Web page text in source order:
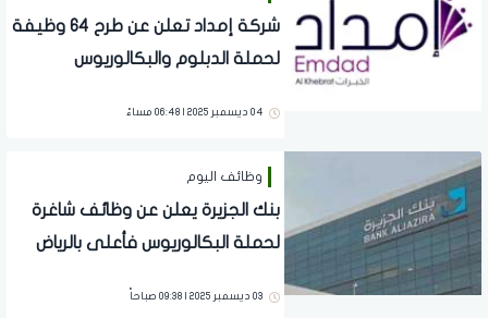
شركة إمداد تعلن عن طرح 64 وظيفة
لحملة الدبلوم والبكالوريوس
04 ديسمبر 2025 | 06:48 مساءً
وظائف اليوم
بنك الجزيرة يعلن عن وظائف شاغرة
لحملة البكالوريوس فأعلى بالرياض
03 ديسمبر 2025 | 09:38 صباحاً